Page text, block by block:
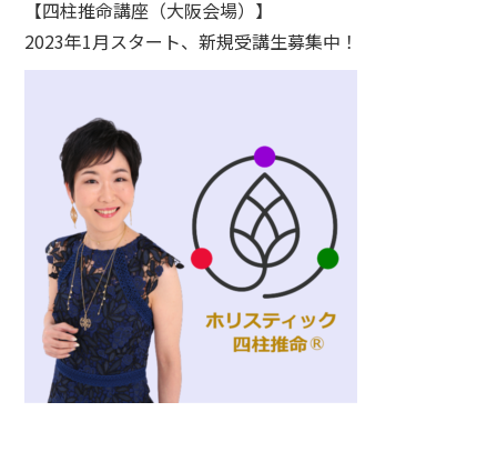
【四柱推命講座（大阪会場）】
2023年1月スタート、新規受講生募集中！